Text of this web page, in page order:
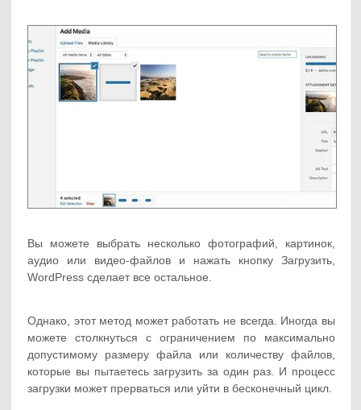
Вы можете выбрать несколько фотографий, картинок,
аудио или видео-файлов и нажать кнопку Загрузить,
WordPress сделает все остальное.
Однако, этот метод может работать не всегда. Иногда вы
можете столкнуться с ограничением по максимально
допустимому размеру файла или количеству файлов,
которые вы пытаетесь загрузить за один раз. И процесс
загрузки может прерваться или уйти в бесконечный цикл.